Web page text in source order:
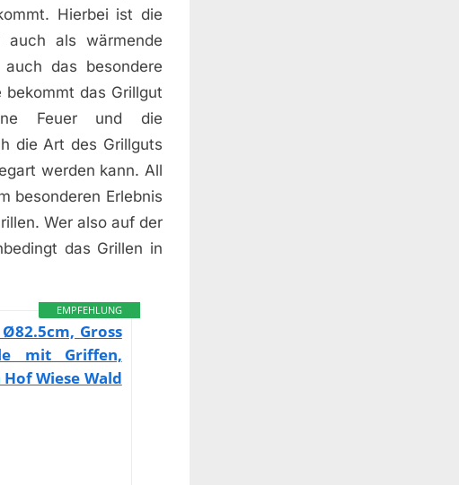
Hierbei ist die
auch als wärmende
das besondere
bekommt das Grillgut
Feuer und die
die Art des Grillguts
werden kann. All
besonderen Erlebnis
Wer also auf der
das Grillen in
EMPFEHLUNG
Gross
mit Griffen,
Wiese Wald